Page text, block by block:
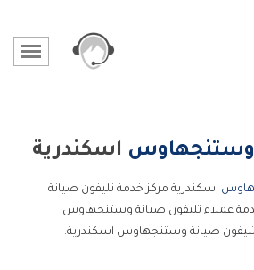
وستنجهاوس اسكندرية
اسكندرية مركز خدمة تليفون صيانة
عملاء تليفون صيانة وستنجهاوس
صيانة وستنجهاوس اسكندرية.